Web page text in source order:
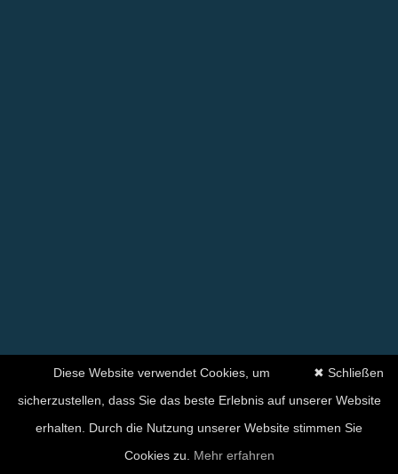
✖ Schließen
Diese Website verwendet Cookies, um
sicherzustellen, dass Sie das beste Erlebnis auf unserer Website
erhalten. Durch die Nutzung unserer Website stimmen Sie
Cookies zu. Mehr erfahren